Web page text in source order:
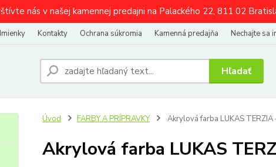
nás v našej kamennej predajni na Palackého 22, 811 02
Kontakty Ochrana súkromia Kamenná predajňa Nechajte sa
Hľadať
Úvod FARBY A PRÍPRAVKY Akrylová farba LUKAS
Akrylová farba LUKAS